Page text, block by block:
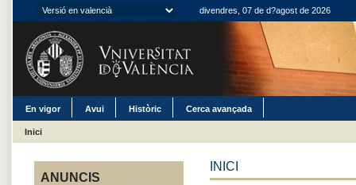
divendres, 07 de d?agost de 2026
En vigor Avui Històric Cerca avançada
Inici
ANUNCIS
INICI